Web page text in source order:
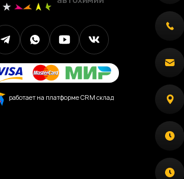
работает на платформе CRM склад